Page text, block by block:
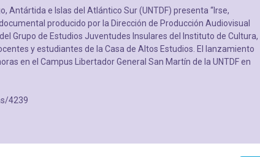
Antártida e Islas del Atlántico Sur (UNTDF) presenta “Irse,
producido por la Dirección de Producción Audiovisual
Grupo de Estudios Juventudes Insulares del Instituto de Cultura,
y estudiantes de la Casa de Altos Estudios. El lanzamiento
en el Campus Libertador General San Martín de la UNTDF en
4239